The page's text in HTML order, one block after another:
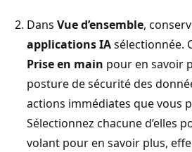
Dans Vue d’ensemble,
applications IAsélectionnée.
Prise en main pour en savoir
posture de sécurité des
actions immédiates que vous
Sélectionnez chacune d’elles
volant pour en savoir plus,